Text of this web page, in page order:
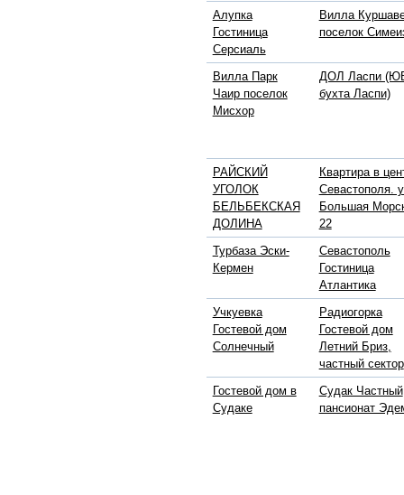
Алупка
Гостиница
Серсиаль
Вилла
поселок
Вилла Парк
Чаир поселок
Мисхор
ДОЛ Ласпи
бухта Ласпи)
РАЙСКИЙ
УГОЛОК
БЕЛЬБЕКСКАЯ
ДОЛИНА
Квартира в
Севастополя.
Большая
22
Турбаза Эски-
Кермен
Севастополь
Гостиница
Атлантика
Учкуевка
Гостевой дом
Солнечный
Радиогорка
Гостевой дом
Летний Бриз,
частный сектор
Гостевой дом в
Судаке
Судак Частный
пансионат